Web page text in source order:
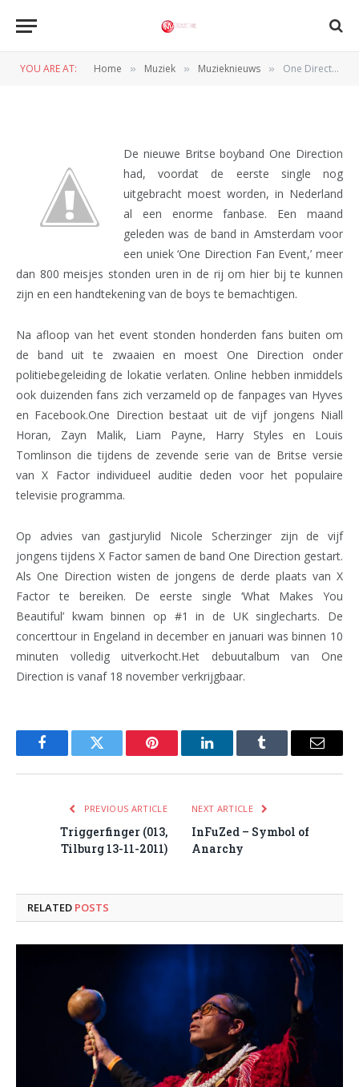
YOU ARE AT: Home » Muziek » Muzieknieuws » One Direction-mania in Nederland?
One Direction-mania in
De nieuwe Britse boyband One Direction
had, voordat de eerste single nog
uitgebracht moest worden, in Nederland
al een enorme fanbase. Een maand
geleden was de band in Amsterdam voor
een uniek ‘One Direction Fan Event,’ meer
dan 800 meisjes stonden uren in de rij om hier bij te kunnen
zijn en een handtekening van de boys te bemachtigen.
Na afloop van het event stonden honderden fans buiten om
de band uit te zwaaien en moest One Direction onder
politiebegeleiding de lokatie verlaten. Online hebben inmiddels
ook duizenden fans zich verzameld op de fanpages van Hyves
en Facebook.One Direction bestaat uit de vijf jongens Niall
Horan, Zayn Malik, Liam Payne, Harry Styles en Louis
Tomlinson die tijdens de zevende serie van de Britse versie
van X Factor individueel auditie deden voor het populaire
televisie programma.
Op advies van gastjurylid Nicole Scherzinger zijn de vijf
jongens tijdens X Factor samen de band One Direction gestart.
Als One Direction wisten de jongens de derde plaats van X
Factor te bereiken. De eerste single ‘What Makes You
Beautiful’ kwam binnen op #1 in de UK singlecharts. De
concerttour in Engeland in december en januari was binnen 10
minuten volledig uitverkocht.Het debuutalbum van One
Direction is vanaf 18 november verkrijgbaar.
FacebookTwitter Pinterest LinkedInTumblr Email
PREVIOUS ARTICLE
Triggerfinger (013,
Tilburg 13-11-2011)
NEXT ARTICLE
InFuZed – Symbol of
Anarchy
RELATED POSTS